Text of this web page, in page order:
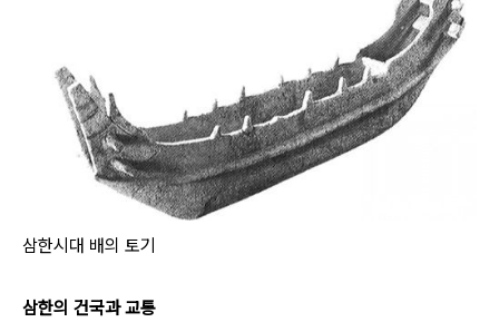
삼한시대 배의 토기
삼한의 건국과 교통